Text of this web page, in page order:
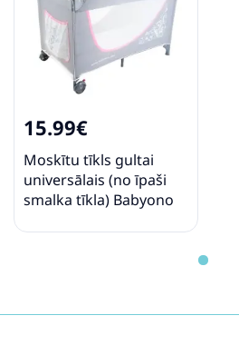
15.99€
Moskītu tīkls gultai
universālais (no īpaši
smalka tīkla) Babyono